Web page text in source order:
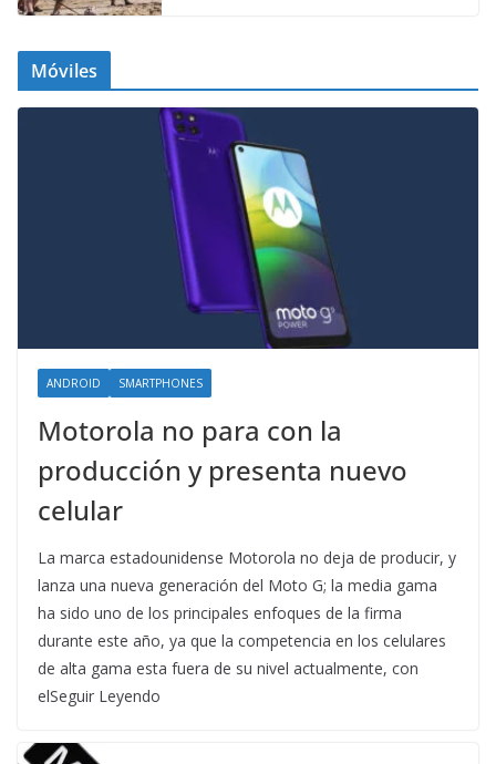
Móviles
ANDROID SMARTPHONES
Motorola no para con la
producción y presenta nuevo
celular
La marca estadounidense Motorola no deja de producir, y
lanza una nueva generación del Moto G; la media gama
ha sido uno de los principales enfoques de la firma
durante este año, ya que la competencia en los celulares
de alta gama esta fuera de su nivel actualmente, con
elSeguir Leyendo